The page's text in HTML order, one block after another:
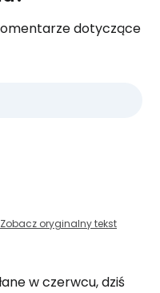
dotyczące
Zobacz oryginalny tekst
w czerwcu, dziś